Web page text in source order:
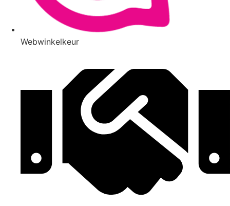
Webwinkelkeur